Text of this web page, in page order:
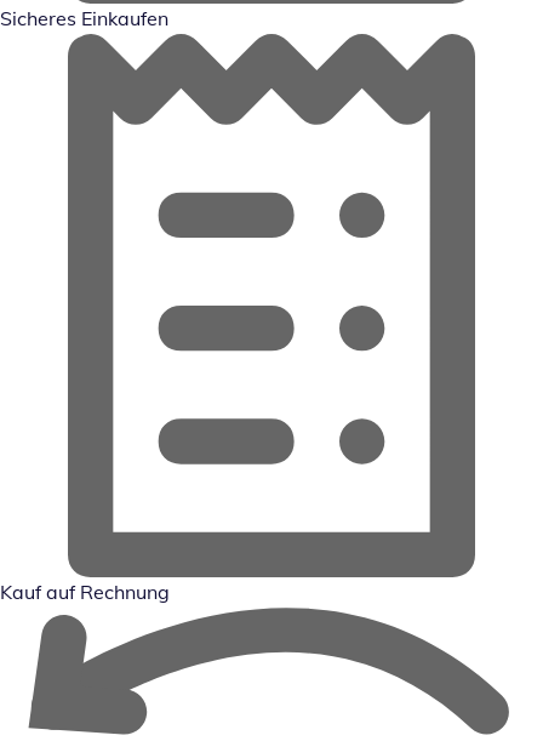
Sicheres Einkaufen
Kauf auf Rechnung